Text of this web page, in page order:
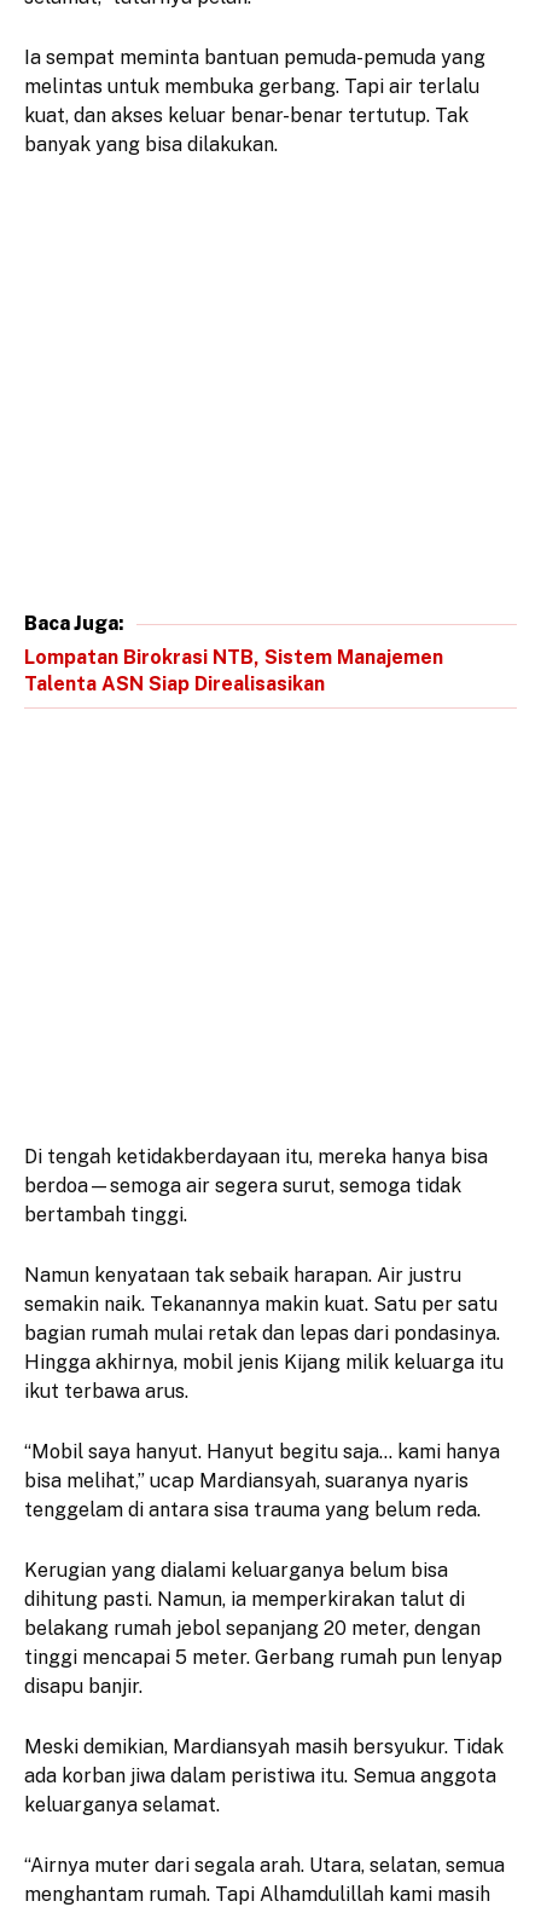
Ia sempat meminta bantuan pemuda-pemuda yang
melintas untuk membuka gerbang. Tapi air terlalu
kuat, dan akses keluar benar-benar tertutup. Tak
banyak yang bisa dilakukan.
Baca Juga:
Lompatan Birokrasi NTB, Sistem Manajemen
Talenta ASN Siap Direalisasikan
Di tengah ketidakberdayaan itu, mereka hanya bisa
berdoa—semoga air segera surut, semoga tidak
bertambah tinggi.
Namun kenyataan tak sebaik harapan. Air justru
semakin naik. Tekanannya makin kuat. Satu per satu
bagian rumah mulai retak dan lepas dari pondasinya.
Hingga akhirnya, mobil jenis Kijang milik keluarga itu
ikut terbawa arus.
“Mobil saya hanyut. Hanyut begitu saja… kami hanya
bisa melihat,” ucap Mardiansyah, suaranya nyaris
tenggelam di antara sisa trauma yang belum reda.
Kerugian yang dialami keluarganya belum bisa
dihitung pasti. Namun, ia memperkirakan talut di
belakang rumah jebol sepanjang 20 meter, dengan
tinggi mencapai 5 meter. Gerbang rumah pun lenyap
disapu banjir.
Meski demikian, Mardiansyah masih bersyukur. Tidak
ada korban jiwa dalam peristiwa itu. Semua anggota
keluarganya selamat.
“Airnya muter dari segala arah. Utara, selatan, semua
menghantam rumah. Tapi Alhamdulillah kami masih